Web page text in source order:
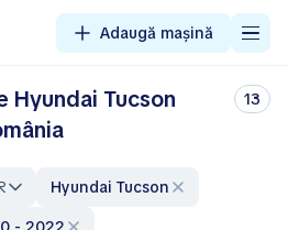
Adaugă mașină
Hyundai Tucson
13
Hyundai Tucson